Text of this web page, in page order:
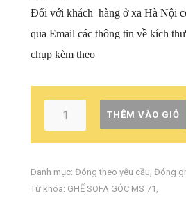
Đối với khách hàng ở xa Hà Nội
qua Email các thông tin về kích
chụp kèm theo
THÊM VÀO GIỎ
Danh mục: Đóng theo yêu cầu, Đóng
Từ khóa: GHẾ SOFA GÓC MS 71 ,